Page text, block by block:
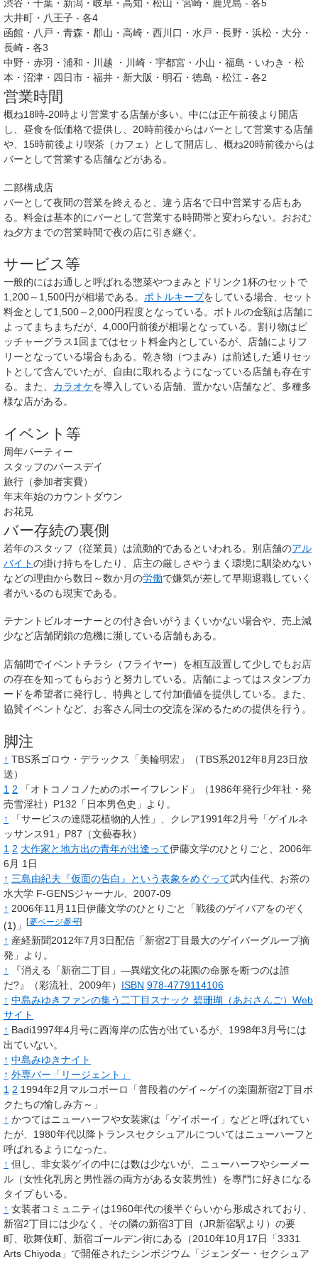
渋谷・千葉・新潟・岐阜・高知・松山・宮崎・鹿児島 - 各5
大井町・八王子 - 各4
函館・八戸・青森・郡山・高崎・西川口・水戸・長野・浜松・大分・
長崎 - 各3
中野・赤羽・浦和・川越 ・川崎・宇都宮・小山・福島・いわき・松
本・沼津・四日市・福井・新大阪・明石・徳島・松江 - 各2
営業時間
概ね18時-20時より営業する店舗が多い。中には正午前後より開店
し、昼食を低価格で提供し、20時前後からはバーとして営業する店舗
や、15時前後より喫茶（カフェ）として開店し、概ね20時前後からは
バーとして営業する店舗などがある。
二部構成店
バーとして夜間の営業を終えると、違う店名で日中営業する店もあ
る。料金は基本的にバーとして営業する時間帯と変わらない。おおむ
ね夕方までの営業時間で夜の店に引き継ぐ。
サービス等
一般的にはお通しと呼ばれる惣菜やつまみとドリンク1杯のセットで
1,200～1,500円が相場である。 ボトルキープをしている場合、セット
料金として1,500～2,000円程度となっている。ボトルの金額は店舗に
よってまちまちだが、4,000円前後が相場となっている。割り物はピ
ッチャーグラス1回まではセット料金内としているが、店舗によりフ
リーとなっている場合もある。乾き物（つまみ）は前述した通りセッ
トとして含んでいたが、自由に取れるようになっている店舗も存在す
る。また、 カラオケを導入している店舗、置かない店舗など、多種多
様な店がある。
イベント等
周年パーティー
スタッフのバースデイ
旅行（参加者実費）
年末年始のカウントダウン
お花見
バー存続の裏側
若年のスタッフ（従業員）は流動的であるといわれる。別店舗のアル
バイトの掛け持ちをしたり、店主の厳しさやうまく環境に馴染めない
などの理由から数日～数か月の労働で嫌気が差して早期退職していく
者がいるのも現実である。
テナントビルオーナーとの付き合いがうまくいかない場合や、売上減
少など店舗閉鎖の危機に瀕している店舗もある。
店舗間でイベントチラシ（フライヤー）を相互設置して少しでもお店
の存在を知ってもらおうと努力している。店舗によってはスタンプカ
ードを希望者に発行し、特典として付加価値を提供している。また、
協賛イベントなど、お客さん同士の交流を深めるための提供を行う。
脚注
↑ TBS系ゴロウ・デラックス「美輪明宏」（TBS系2012年8月23日放
送）
1 2
「オトコノコノためのボーイフレンド」（1986年発行少年社・発
売雪淫社）P132「日本男色史」より。
↑
「サービスの達隠花植物的人性」、クレア1991年2月号「ゲイルネ
ッサンス91」P87（文藝春秋）
1 2 大作家と地方出の青年が出逢って伊藤文学のひとりごと、2006年
6月 1日
↑ 三島由紀夫『仮面の告白』という表象をめぐって武内佳代、お茶の
水大学 F-GENSジャーナル、2007-09
↑ 2006年11月11日伊藤文学のひとりごと「戦後のゲイバアをのぞく
(1)」
[要ページ番号]
↑ 産経新聞2012年7月3日配信「新宿2丁目最大のゲイバーグループ摘
発」より。
↑
『消える「新宿二丁目」―異端文化の花園の命脈を断つのは誰
だ?』（彩流社、2009年） ISBN 978-4779114106
↑ 中島みゆきファンの集う二丁目スナック 碧珊瑚（あおさんご）Web
サイト
↑ Badi1997年4月号に西海岸の広告が出ているが、1998年3月号には
出ていない。
↑ 中島みゆきナイト
↑ 外専バー「リージェント」
1 2 1994年2月マルコポーロ「普段着のゲイ～ゲイの楽園新宿2丁目ボ
クたちの愉しみ方～」
↑ かつてはニューハーフや女装家は「ゲイボーイ」などと呼ばれてい
たが、1980年代以降トランスセクシュアルについてはニューハーフと
呼ばれるようになった。
↑ 但し、非女装ゲイの中には数は少ないが、ニューハーフやシーメー
ル（女性化乳房と男性器の両方がある女装男性）を專門に好きになる
タイプもいる。
↑ 女装者コミュニティは1960年代の後半ぐらいから形成されており、
新宿2丁目には少なく、その隣の新宿3丁目（JR新宿駅より）の要
町、歌舞伎町、新宿ゴールデン街にある（2010年10月17日「3331
Arts Chiyoda」で開催されたシンポジウム「ジェンダー・セクシュア